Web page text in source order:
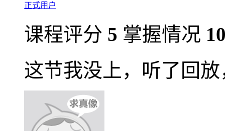
正式用户
课程评分 5 掌握情况
这节我没上，听了回